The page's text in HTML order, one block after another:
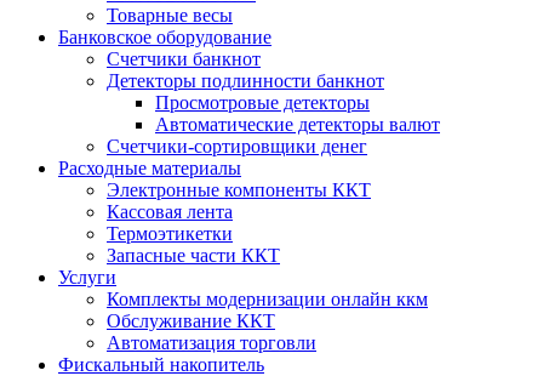
Товарные весы
Банковское оборудование
Счетчики банкнот
Детекторы подлинности банкнот
Просмотровые детекторы
Автоматические детекторы валют
Счетчики-сортировщики денег
Расходные материалы
Электронные компоненты ККТ
Кассовая лента
Термоэтикетки
Запасные части ККТ
Услуги
Комплекты модернизации онлайн ккм
Обслуживание ККТ
Автоматизация торговли
Фискальный накопитель